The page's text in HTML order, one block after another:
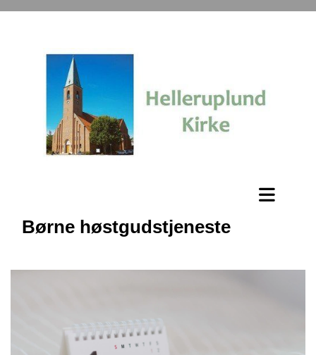
Børne høstgudstjeneste